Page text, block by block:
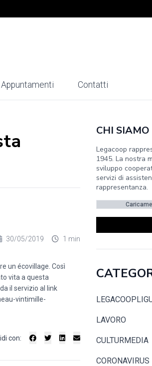
Appuntamenti Contatti
30/05/2019 1 min
un écovillage. Così
vita a questa
il servizio al link
vintimille-
con:
CHI SIAMO
Legacoop
1945. La nostra
sviluppo
servizi di
rappresentanza.
LAVORO
CULTURMEDIA
CORONAVIRUS